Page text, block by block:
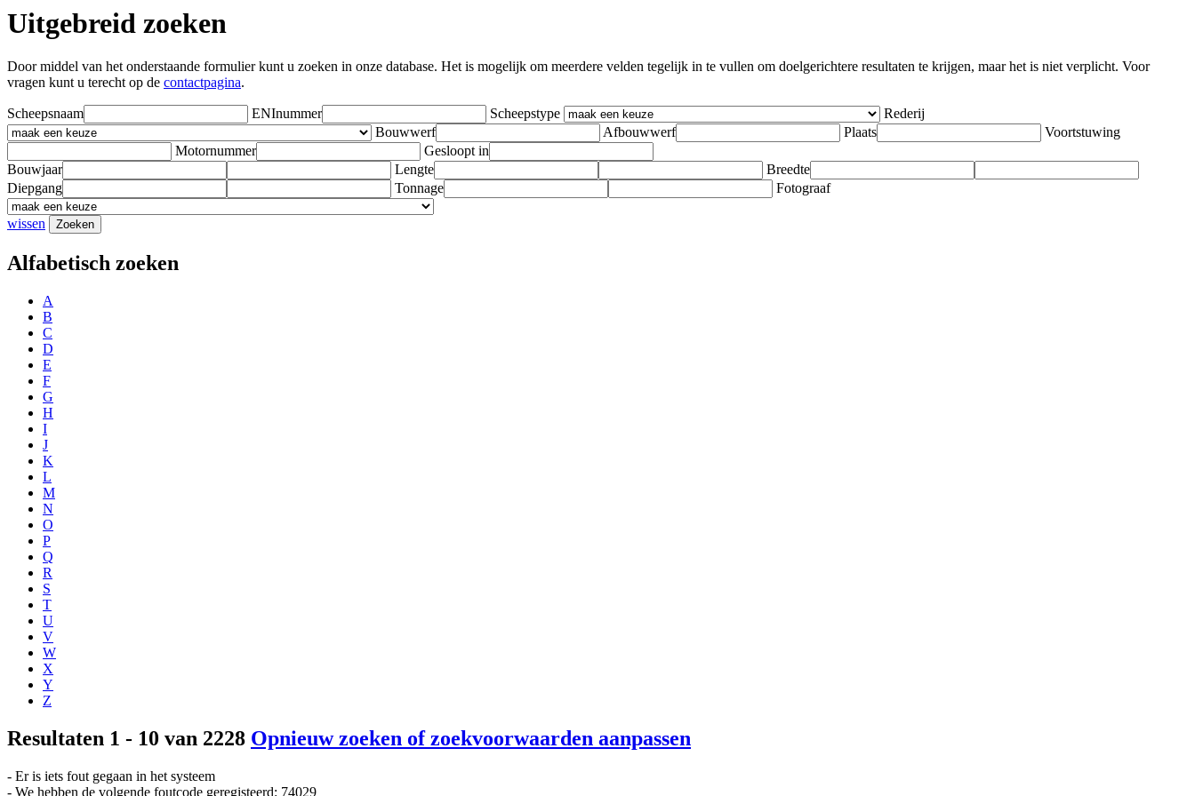
Uitgebreid zoeken
Door middel van het onderstaande formulier kunt u zoeken in onze database. Het is mogelijk om meerdere velden tegelijk in te vullen om doelgerichtere resultaten te krijgen, maar het is niet verplicht. Voor
vragen kunt u terecht op de contactpagina.
Scheepsnaam ENInummer Scheepstype
Rederij
Bouwwerf
Afbouwwerf Plaats
Voortstuwing
Motornummer
Gesloopt in
Bouwjaar
Lengte
Breedte
Diepgang
Tonnage Fotograaf
wissen
Alfabetisch zoeken
A
B
C
D
E
F
G
H
I
J
K
L
M
N
O
P
Q
R
S
T
U
V
W
X
Y
Z
Resultaten 1 - 10 van 2228 Opnieuw zoeken of zoekvoorwaarden aanpassen
- Er is iets fout gegaan in het systeem
- We hebben de volgende foutcode geregisteerd: 74029